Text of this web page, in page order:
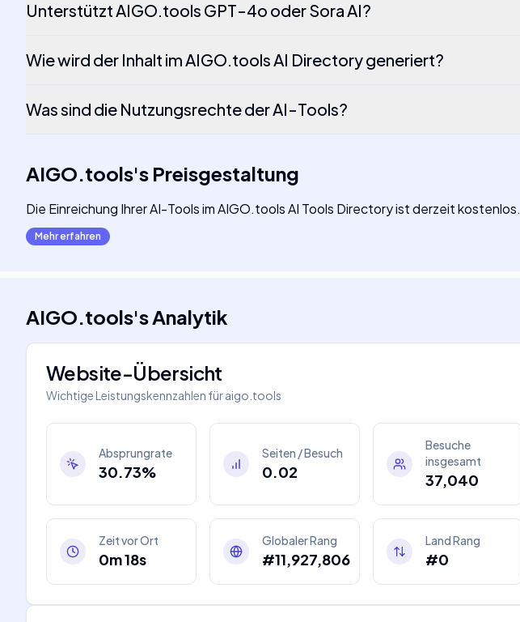
Unterstützt AIGO.tools GPT-4o oder Sora AI?
Wie wird der Inhalt im AIGO.tools AI Directory generiert?
Was sind die Nutzungsrechte der AI-Tools?
AIGO.tools's Preisgestaltung
Die Einreichung Ihrer AI-Tools im AIGO.tools AI Tools Directory ist derzeit kostenlos.
Mehr erfahren
AIGO.tools'sAnalytik
Website-Übersicht
Wichtige Leistungskennzahlen füraigo.tools
Absprungrate
30.73%
Seiten / Besuch
0.02
Besuche
insgesamt
37,040
Zeit vor Ort
0m 18s
Globaler Rang
#11,927,806
Land Rang
#0